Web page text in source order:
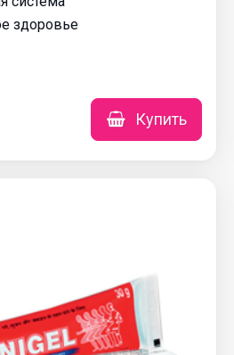
здоровье
Купить